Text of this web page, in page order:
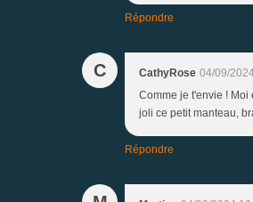
Répondre
C CathyRose 04/09/
Comme je t'envie ! Moi
joli ce petit manteau,
Répondre